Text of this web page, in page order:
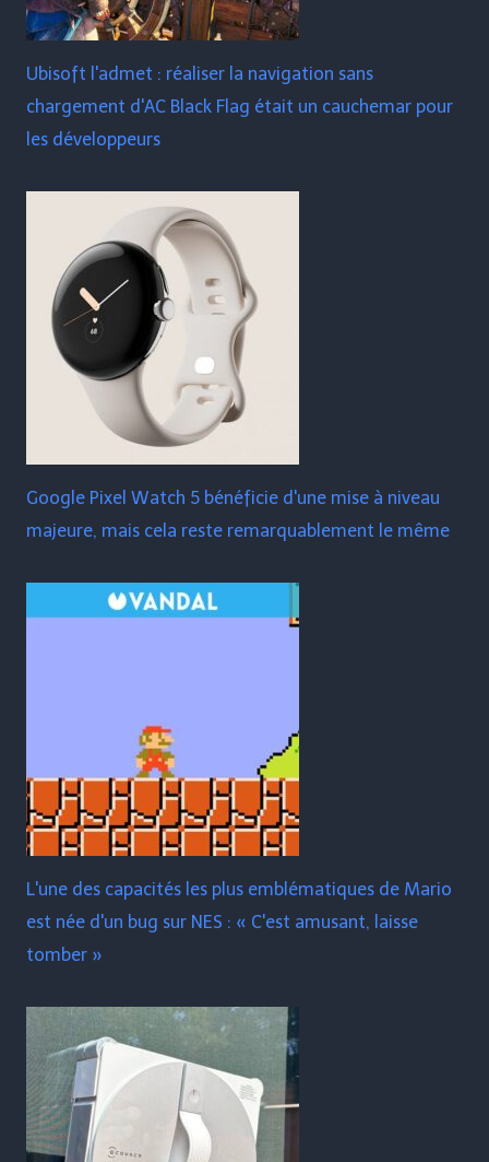
Ubisoft l'admet : réaliser la navigation sans
chargement d'AC Black Flag était un cauchemar pour
les développeurs
Google Pixel Watch 5 bénéficie d'une mise à niveau
majeure, mais cela reste remarquablement le même
L'une des capacités les plus emblématiques de Mario
est née d'un bug sur NES : « C'est amusant, laisse
tomber »